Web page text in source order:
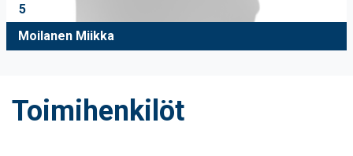
5
Moilanen Miikka
Toimihenkilöt